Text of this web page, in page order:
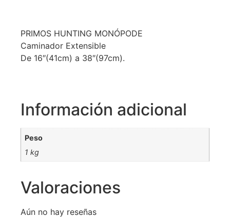
PRIMOS HUNTING MONÓPODE
Caminador Extensible
De 16″(41cm) a 38″(97cm).
Información adicional
Peso
1 kg
Valoraciones
Aún no hay reseñas